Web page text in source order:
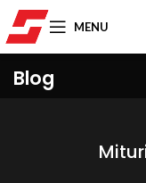
MENU
Blog